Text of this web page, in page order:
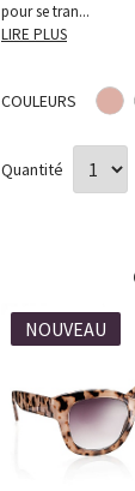
pour se tran...
LIRE PLUS
COULEURS
Quantité
NOUVEAU